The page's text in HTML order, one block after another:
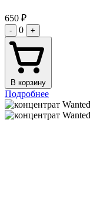
650 ₽
- 0 +
В корзину
Подробнее